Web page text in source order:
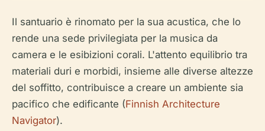
Il santuario è rinomato per la sua acustica, che lo
rende una sede privilegiata per la musica da
camera e le esibizioni corali. L'attento equilibrio tra
materiali duri e morbidi, insieme alle diverse altezze
del soffitto, contribuisce a creare un ambiente sia
pacifico che edificante (Finnish Architecture
Navigator).